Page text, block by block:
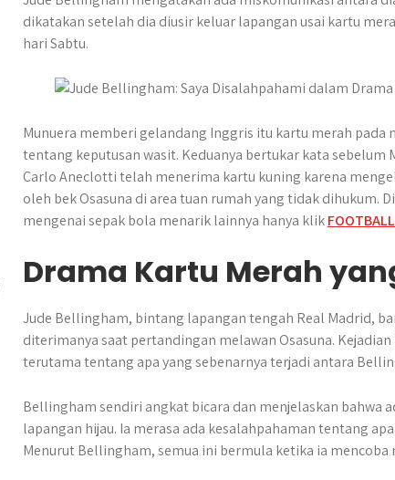
t
s
e
b
o
k
s
g
e
e
a
m
p
e
r
dikatakan setelah dia diusir keluar lapangan usai kartu
hari Sabtu.
Munuera memberi gelandang Inggris itu kartu merah
tentang keputusan wasit. Keduanya bertukar kata
Carlo Aneclotti telah menerima kartu kuning karena
oleh bek Osasuna di area tuan rumah yang tidak dihukum.
mengenai sepak bola menarik lainnya hanya klik
Drama Kartu Merah
Jude Bellingham, bintang lapangan tengah Real Madrid,
diterimanya saat pertandingan melawan Osasuna.
terutama tentang apa yang sebenarnya terjadi antara
Bellingham sendiri angkat bicara dan menjelaskan bahwa
lapangan hijau. Ia merasa ada kesalahpahaman tentang
Menurut Bellingham, semua ini bermula ketika ia